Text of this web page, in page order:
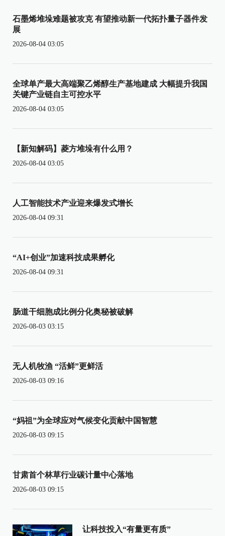
石墨烯堆垛难题被攻克 有望推动新一代拓扑量子器件发
展
2026-08-04 03:05
全球单产最大高端聚乙烯醇生产基地建成 大幅提升我国
关键产业链自主可控水平
2026-08-04 03:05
【新知解码】菱方堆垛有什么用？
2026-08-04 03:05
人工智能技术产业迎来爆发式增长
2026-08-04 09:31
“AI+创业”加速科技成果孵化
2026-08-04 09:31
肠道干细胞成比例分化奥秘被破解
2026-08-03 03:15
无人机牧渔 “活鲜”更鲜活
2026-08-03 09:16
“妈祖”为全球应对气候变化贡献中国智慧
2026-08-03 09:15
甘肃首个林草行业碳计量中心落地
2026-08-03 09:15
让科技投入“有量更有质”